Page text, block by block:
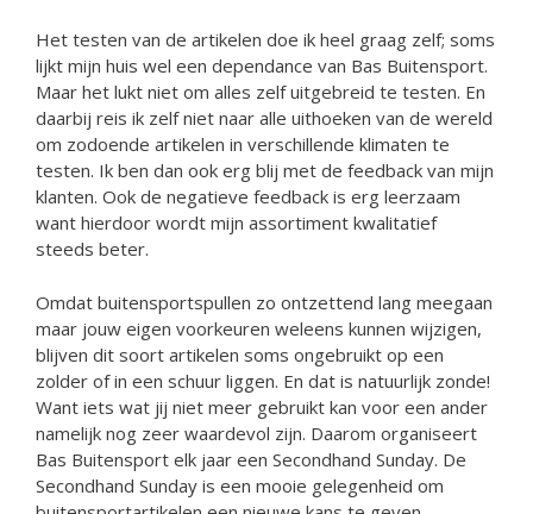
Het testen van de artikelen doe ik heel graag zelf; soms
lijkt mijn huis wel een dependance van Bas Buitensport.
Maar het lukt niet om alles zelf uitgebreid te testen. En
daarbij reis ik zelf niet naar alle uithoeken van de wereld
om zodoende artikelen in verschillende klimaten te
testen. Ik ben dan ook erg blij met de feedback van mijn
klanten. Ook de negatieve feedback is erg leerzaam
want hierdoor wordt mijn assortiment kwalitatief
steeds beter.
Omdat buitensportspullen zo ontzettend lang meegaan
maar jouw eigen voorkeuren weleens kunnen wijzigen,
blijven dit soort artikelen soms ongebruikt op een
zolder of in een schuur liggen. En dat is natuurlijk zonde!
Want iets wat jij niet meer gebruikt kan voor een ander
namelijk nog zeer waardevol zijn. Daarom organiseert
Bas Buitensport elk jaar een Secondhand Sunday. De
Secondhand Sunday is een mooie gelegenheid om